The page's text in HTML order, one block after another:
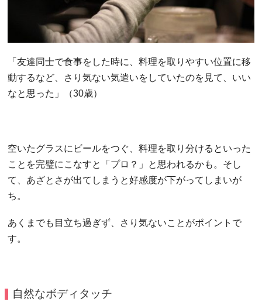
「友達同士で食事をした時に、料理を取りやすい位置に移
動するなど、さり気ない気遣いをしていたのを見て、いい
なと思った」（30歳）
空いたグラスにビールをつぐ、料理を取り分けるといった
ことを完璧にこなすと「プロ？」と思われるかも。そし
て、あざとさが出てしまうと好感度が下がってしまいが
ち。
あくまでも目立ち過ぎず、さり気ないことがポイントで
す。
自然なボディタッチ